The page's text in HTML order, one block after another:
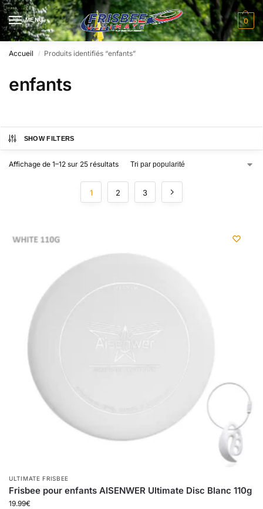
MENU 0
Accueil / Produits identifiés “enfants”
enfants
SHOW FILTERS
Affichage de 1–12 sur 25 résultats
1 2 3
ULTIMATE FRISBEE
Frisbee pour enfants AISENWER Ultimate Disc Blanc 110g
19.99€